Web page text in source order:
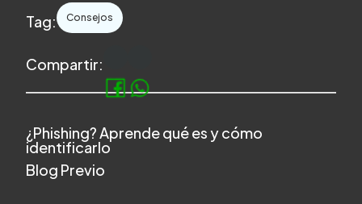
Tag: Consejos
Compartir:
¿Phishing? Aprende qué es y cómo
identificarlo
Blog Previo